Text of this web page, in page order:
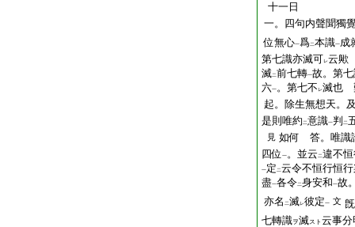
十一日
一。四句内聲聞獨
位無心一爲二本識一成
第七識亦滅可レ云歟
滅二前七轉一故。第
六一。第七不 レ滅也
起。除生無想天。
是則唯約 二意識一判 二
見 如何 答。唯識
四位 一。並云 二違不
一定 二云令不恒行恒
盡一各令二身安和一故
亦名 二滅レ彼定一 文
七轉識ヲ滅スト 云事分